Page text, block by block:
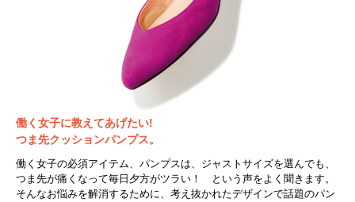
働く女子に教えてあげたい!
つま先クッションパンプス。
働く女子の必須アイテム、パンプスは、ジャストサイズを選んでも、
つま先が痛くなって毎日夕方がツラい！ という声をよく聞きます。
そんなお悩みを解消するために、考え抜かれたデザインで話題のパン